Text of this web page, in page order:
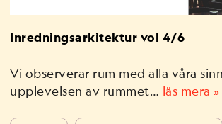
Inredningsarkitektur vol 4/6
Vi observerar rum med alla våra
upplevelsen av rummet… läs mera »